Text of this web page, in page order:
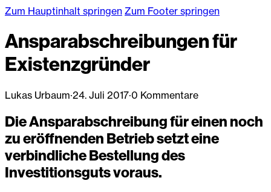
Zum Hauptinhalt springen Zum Footer springen
Ansparabschreibungen für
Existenzgründer
Lukas Urbaum·24. Juli 2017·0 Kommentare
Die Ansparabschreibung für einen noch
zu eröffnenden Betrieb setzt eine
verbindliche Bestellung des
Investitionsguts voraus.